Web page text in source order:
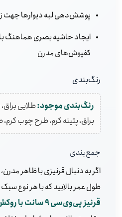
پوشش‌دهی لبه دیوارها جهت
ایجاد حاشیه بصری هماهنگ
کفپوش‌های مدرن
رنگ‌بندی
رنگ‌بندی موجود:طلایی
براق، پتینه کرم، طرح چوب
جمع‌بندی
اگر به دنبال قرنیزی با ظاهر
طول عمر بالایید که با هر نوع
قرنیز پی‌وی‌سی ۹ سانت با روکش با کیفیت